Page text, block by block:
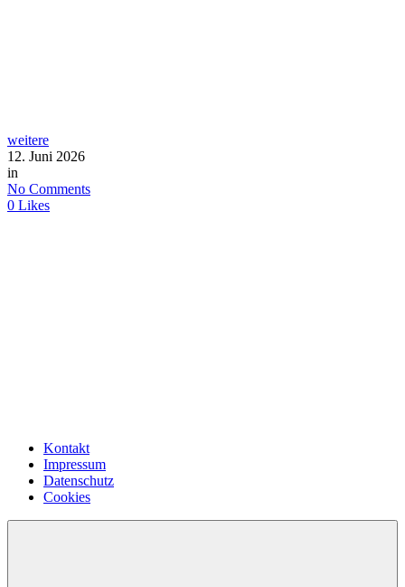
weitere
12. Juni 2026
in
No Comments
0 Likes
Kontakt
Impressum
Datenschutz
Cookies